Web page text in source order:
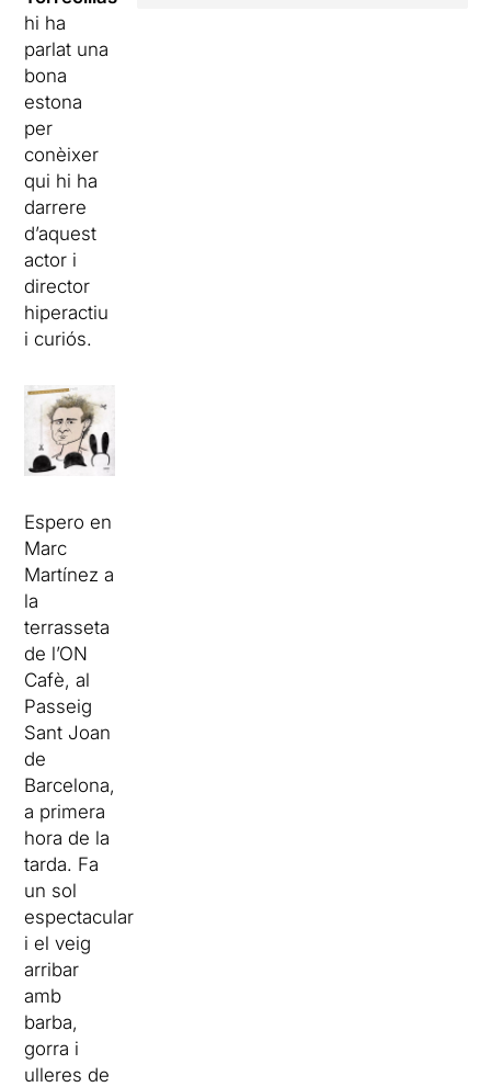
hi ha
parlat una
bona
estona
per
conèixer
qui hi ha
darrere
d’aquest
actor i
director
hiperactiu
i curiós.
Espero en
Marc
Martínez a
la
terrasseta
de l’ON
Cafè, al
Passeig
Sant Joan
de
Barcelona,
a primera
hora de la
tarda. Fa
un sol
espectacular
i el veig
arribar
amb
barba,
gorra i
ulleres de